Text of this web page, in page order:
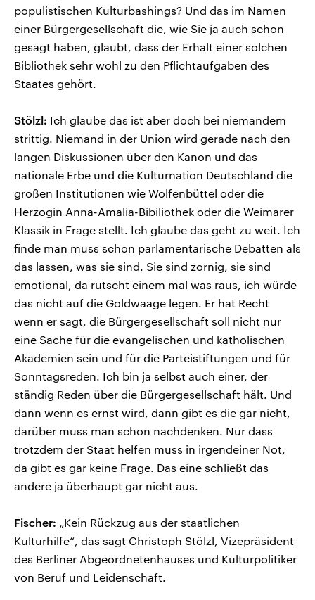
populistischen Kulturbashings? Und das im Namen
einer Bürgergesellschaft die, wie Sie ja auch schon
gesagt haben, glaubt, dass der Erhalt einer solchen
Bibliothek sehr wohl zu den Pflichtaufgaben des
Staates gehört.
Stölzl: Ich glaube das ist aber doch bei niemandem
strittig. Niemand in der Union wird gerade nach den
langen Diskussionen über den Kanon und das
nationale Erbe und die Kulturnation Deutschland die
großen Institutionen wie Wolfenbüttel oder die
Herzogin Anna-Amalia-Bibiliothek oder die Weimarer
Klassik in Frage stellt. Ich glaube das geht zu weit. Ich
finde man muss schon parlamentarische Debatten als
das lassen, was sie sind. Sie sind zornig, sie sind
emotional, da rutscht einem mal was raus, ich würde
das nicht auf die Goldwaage legen. Er hat Recht
wenn er sagt, die Bürgergesellschaft soll nicht nur
eine Sache für die evangelischen und katholischen
Akademien sein und für die Parteistiftungen und für
Sonntagsreden. Ich bin ja selbst auch einer, der
ständig Reden über die Bürgergesellschaft hält. Und
dann wenn es ernst wird, dann gibt es die gar nicht,
darüber muss man schon nachdenken. Nur dass
trotzdem der Staat helfen muss in irgendeiner Not,
da gibt es gar keine Frage. Das eine schließt das
andere ja überhaupt gar nicht aus.
Fischer: „Kein Rückzug aus der staatlichen
Kulturhilfe“, das sagt Christoph Stölzl, Vizepräsident
des Berliner Abgeordnetenhauses und Kulturpolitiker
von Beruf und Leidenschaft.